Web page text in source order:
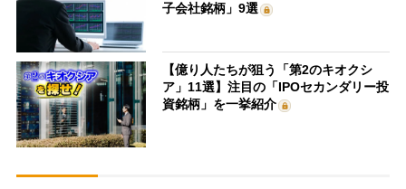
子会社銘柄」9選
【億り人たちが狙う「第2のキオクシ
ア」11選】注目の「IPOセカンダリー投
資銘柄」を一挙紹介